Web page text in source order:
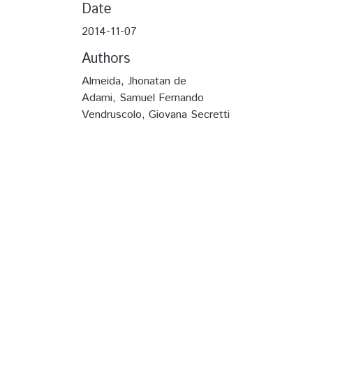
Date
2014-11-07
Authors
Almeida, Jhonatan de
Adami, Samuel Fernando
Vendruscolo, Giovana Secretti